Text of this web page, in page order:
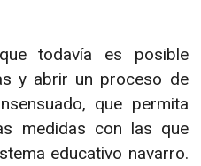
todavía es posible
y abrir un proceso de
que permita
medidas con las que
educativo navarro.